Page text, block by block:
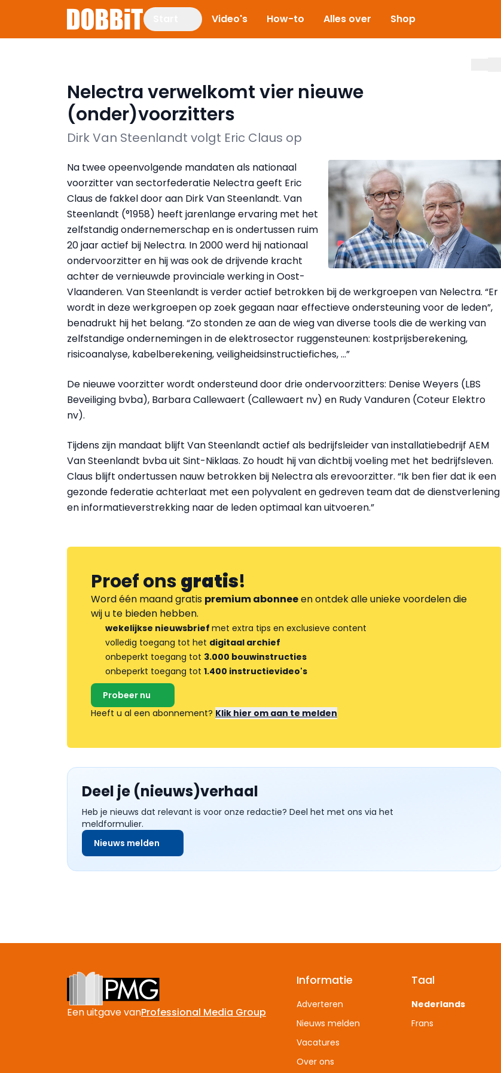
Video's How-to Alles over Shop
Nelectra verwelkomt vier nieuwe
(onder)voorzitters
Dirk Van Steenlandt volgt Eric Claus op
Na twee opeenvolgende mandaten als nationaal
voorzitter van sectorfederatie Nelectra geeft Eric
Claus de fakkel door aan Dirk Van Steenlandt. Van
Steenlandt (°1958) heeft jarenlange ervaring met het
zelfstandig ondernemerschap en is ondertussen ruim
20 jaar actief bij Nelectra. In 2000 werd hij nationaal
ondervoorzitter en hij was ook de drijvende kracht
achter de vernieuwde provinciale werking in Oost-
Vlaanderen. Van Steenlandt is verder actief betrokken bij de werkgroepen van Nelectra. “Er
wordt in deze werkgroepen op zoek gegaan naar effectieve ondersteuning voor de leden”,
benadrukt hij het belang. “Zo stonden ze aan de wieg van diverse tools die de werking van
zelfstandige ondernemingen in de elektrosector ruggensteunen: kostprijsberekening,
risicoanalyse, kabelberekening, veiligheidsinstructiefiches, …”
De nieuwe voorzitter wordt ondersteund door drie ondervoorzitters: Denise Weyers (LBS
Beveiliging bvba), Barbara Callewaert (Callewaert nv) en Rudy Vanduren (Coteur Elektro
nv).
Tijdens zijn mandaat blijft Van Steenlandt actief als bedrijfsleider van installatiebedrijf AEM
Van Steenlandt bvba uit Sint-Niklaas. Zo houdt hij van dichtbij voeling met het bedrijfsleven.
Claus blijft ondertussen nauw betrokken bij Nelectra als erevoorzitter. “Ik ben fier dat ik een
gezonde federatie achterlaat met een polyvalent en gedreven team dat de dienstverlening
en informatieverstrekking naar de leden optimaal kan uitvoeren.”
Proef onsgratis!
Word één maand gratis premium abonneeen ontdek alle unieke voordelen die
wij u te bieden hebben.
wekelijkse nieuwsbrief met extra tips en exclusieve content
volledig toegang tot het digitaal archief
onbeperkt toegang tot 3.000 bouwinstructies
onbeperkt toegang tot 1.400 instructievideo's
Probeer nu
Heeft u al een abonnement? Klik hier om aan te melden
Deel je (nieuws)verhaal
Heb je nieuws dat relevant is voor onze redactie? Deel het met ons via het
meldformulier.
Nieuws melden
Een uitgave vanProfessional Media Group
Informatie
Adverteren
Nieuws melden
Vacatures
Over ons
Taal
Nederlands
Frans